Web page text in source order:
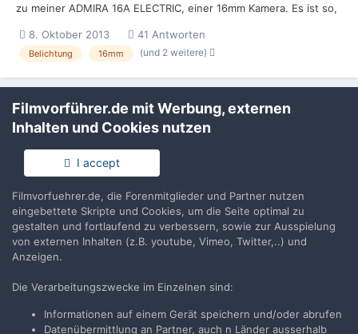
zu meiner ADMIRA 16A ELECTRIC, einer 16mm Kamera. Es ist so,
wenige Wochen später auch einen Kodak-Tri-X Film (7266-
Reversal). Dieser (recht teure) Film soll natürlich auch o...
8. Oktober 2013 41 Antworten
Belichtung 16mm (und 2 weitere)
Filmvorführer.de via Google durchsuchen:
Sprache
Impressum / Datenschutzerklärung
Nutzungsbedingungen
Filmvorführer.de mit Werbung, externen
Inhalten und Cookies nutzen
I accept
Filmvorfuehrer.de, die Forenmitglieder und Partner nutzen
eingebettete Skripte und Cookies, um die Seite optimal zu
gestalten und fortlaufend zu verbessern, sowie zur Ausspielung
von externen Inhalten (z.B. youtube, Vimeo, Twitter,..) und
Anzeigen.
Die Verarbeitungszwecke im Einzelnen sind:
Informationen auf einem Gerät speichern und/oder abrufen
Datenübermittlung an Partner, auch n Länder ausserhalb